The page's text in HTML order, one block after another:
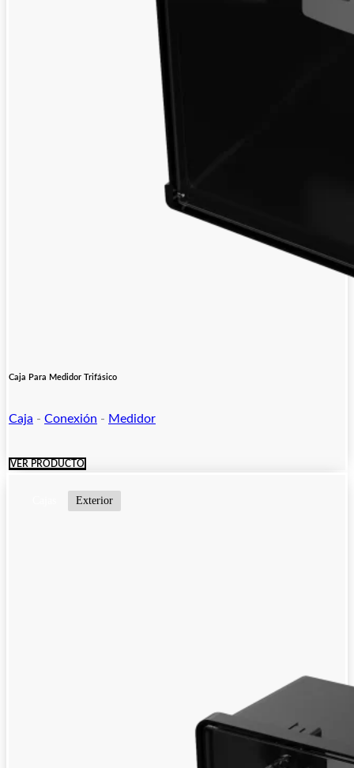
Caja Para Medidor Trifásico
Caja - Conexión - Medidor
VER PRODUCTO
Exterior